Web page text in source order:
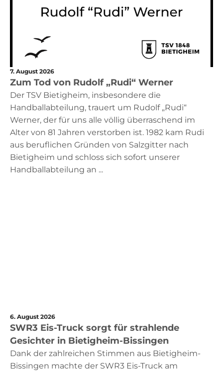
7. August 2026
Zum Tod von Rudolf „Rudi“ Werner
Der TSV Bietigheim, insbesondere die
Handballabteilung, trauert um Rudolf „Rudi“
Werner, der für uns alle völlig überraschend im
Alter von 81 Jahren verstorben ist. 1982 kam Rudi
aus beruflichen Gründen von Salzgitter nach
Bietigheim und schloss sich sofort unserer
Handballabteilung an ...
6. August 2026
SWR3 Eis-Truck sorgt für strahlende
Gesichter in Bietigheim-Bissingen
Dank der zahlreichen Stimmen aus Bietigheim-
Bissingen machte der SWR3 Eis-Truck am